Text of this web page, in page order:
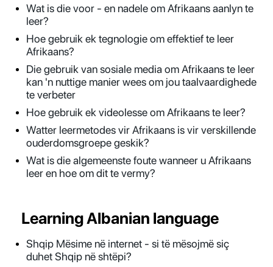
Wat is die voor - en nadele om Afrikaans aanlyn te
leer?
Hoe gebruik ek tegnologie om effektief te leer
Afrikaans?
Die gebruik van sosiale media om Afrikaans te leer
kan 'n nuttige manier wees om jou taalvaardighede
te verbeter
Hoe gebruik ek videolesse om Afrikaans te leer?
Watter leermetodes vir Afrikaans is vir verskillende
ouderdomsgroepe geskik?
Wat is die algemeenste foute wanneer u Afrikaans
leer en hoe om dit te vermy?
Learning Albanian language
Shqip Mësime në internet - si të mësojmë siç
duhet Shqip në shtëpi?